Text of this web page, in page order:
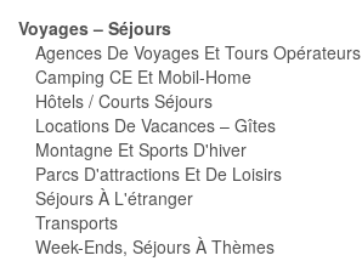
Voyages – Séjours
Agences De Voyages Et Tours Opérateurs
Camping CE Et Mobil-Home
Hôtels / Courts Séjours
Locations De Vacances – Gîtes
Montagne Et Sports D'hiver
Parcs D'attractions Et De Loisirs
Séjours À L'étranger
Transports
Week-Ends, Séjours À Thèmes